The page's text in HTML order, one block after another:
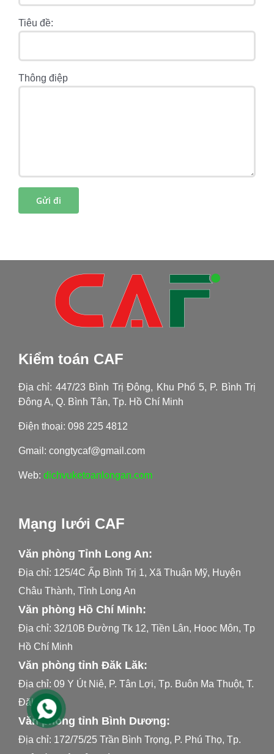
Tiêu đề:
Thông điệp
Kiểm toán CAF
Địa chỉ: 447/23 Bình Trị Đông, Khu Phố 5, P. Bình Trị
Đông A, Q. Bình Tân, Tp. Hồ Chí Minh
Điện thoại: 098 225 4812
Gmail: congtycaf@gmail.com
Web: dichvuketoanlongan.com
Mạng lưới CAF
Văn phòng Tỉnh Long An:
Địa chỉ: 125/4C Ấp Bình Trị 1, Xã Thuận Mỹ, Huyện
Châu Thành, Tỉnh Long An
Văn phòng Hồ Chí Minh:
Địa chỉ: 32/10B Đường Tk 12, Tiền Lân, Hooc Môn, Tp
Hồ Chí Minh
Văn phòng tỉnh Đăk Lăk:
Địa chỉ: 09 Y Út Niê, P. Tân Lợi, Tp. Buôn Ma Thuột, T.
Đăk Lăk
Văn phòng tỉnh Bình Dương:
Địa chỉ: 172/75/25 Trần Bình Trọng, P. Phú Thọ, Tp.